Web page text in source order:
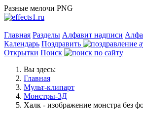
Разные мелочи PNG
Главная Разделы Алфавит надписи
Календарь Поздравить
Открытки Поиск
Вы здесь:
Главная
Мульт-клипарт
Монстры-3Д
Халк - изображение монстра без